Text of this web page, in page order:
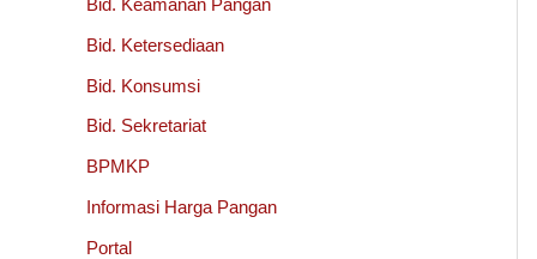
Bid. Keamanan Pangan
Bid. Ketersediaan
Bid. Konsumsi
Bid. Sekretariat
BPMKP
Informasi Harga Pangan
Portal